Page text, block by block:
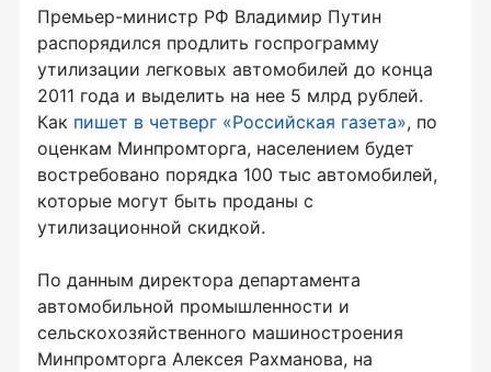
Премьер-министр РФ Владимир Путин
распорядился продлить госпрограмму
утилизации легковых автомобилей до конца
2011 года и выделить на нее 5 млрд рублей.
Как пишет в четверг «Российская газета», по
оценкам Минпромторга, населением будет
востребовано порядка 100 тыс автомобилей,
которые могут быть проданы с
утилизационной скидкой.
По данным директора департамента
автомобильной промышленности и
сельскохозяйственного машиностроения
Минпромторга Алексея Рахманова, на